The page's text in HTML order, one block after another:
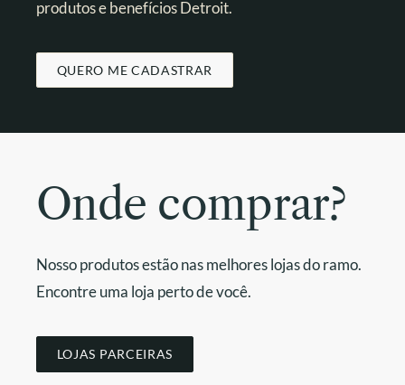
produtos e benefícios Detroit.
QUERO ME CADASTRAR
Onde comprar?
Nosso produtos estão nas melhores lojas do ramo.
Encontre uma loja perto de você.
LOJAS PARCEIRAS